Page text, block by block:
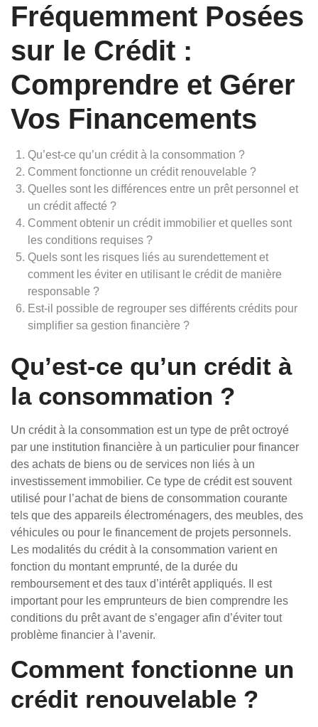
Fréquemment Posées
sur le Crédit :
Comprendre et Gérer
Vos Financements
Qu’est-ce qu’un crédit à la consommation ?
Comment fonctionne un crédit renouvelable ?
Quelles sont les différences entre un prêt personnel et
un crédit affecté ?
Comment obtenir un crédit immobilier et quelles sont
les conditions requises ?
Quels sont les risques liés au surendettement et
comment les éviter en utilisant le crédit de manière
responsable ?
Est-il possible de regrouper ses différents crédits pour
simplifier sa gestion financière ?
Qu’est-ce qu’un crédit à
la consommation ?
Un crédit à la consommation est un type de prêt octroyé
par une institution financière à un particulier pour financer
des achats de biens ou de services non liés à un
investissement immobilier. Ce type de crédit est souvent
utilisé pour l’achat de biens de consommation courante
tels que des appareils électroménagers, des meubles, des
véhicules ou pour le financement de projets personnels.
Les modalités du crédit à la consommation varient en
fonction du montant emprunté, de la durée du
remboursement et des taux d’intérêt appliqués. Il est
important pour les emprunteurs de bien comprendre les
conditions du prêt avant de s’engager afin d’éviter tout
problème financier à l’avenir.
Comment fonctionne un
crédit renouvelable ?